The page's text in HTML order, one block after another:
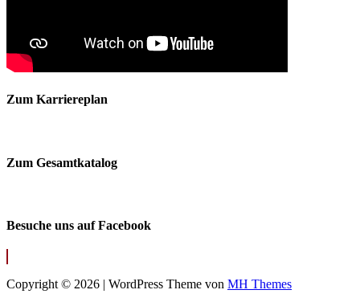
Zum Karriereplan
Zum Gesamtkatalog
Besuche uns auf Facebook
Copyright © 2026 | WordPress Theme von MH Themes